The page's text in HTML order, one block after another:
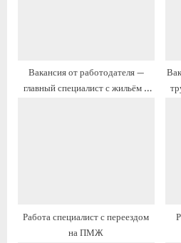
Вакансия от работодателя —
главный специалист с жильём и
Работа специалист с переездом
на ПМЖ